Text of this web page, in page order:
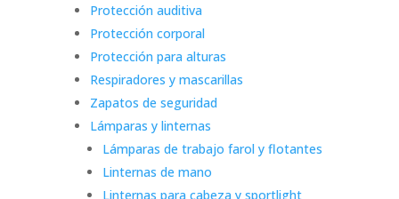
Protección auditiva
Protección corporal
Protección para alturas
Respiradores y mascarillas
Zapatos de seguridad
Lámparas y linternas
Lámparas de trabajo farol y flotantes
Linternas de mano
Linternas para cabeza y sportlight